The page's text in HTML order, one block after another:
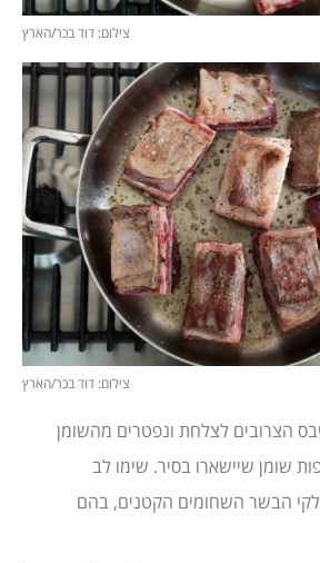
צילום: דוד בכר/הארץ
צילום: דוד בכר/הארץ
הצרובים לצלחת ונפטרים מהשומן
למעט כ-2-3 כפות שומן שיישארו בסיר. שימו לב
הבשר השחומים הקטנים, בהם